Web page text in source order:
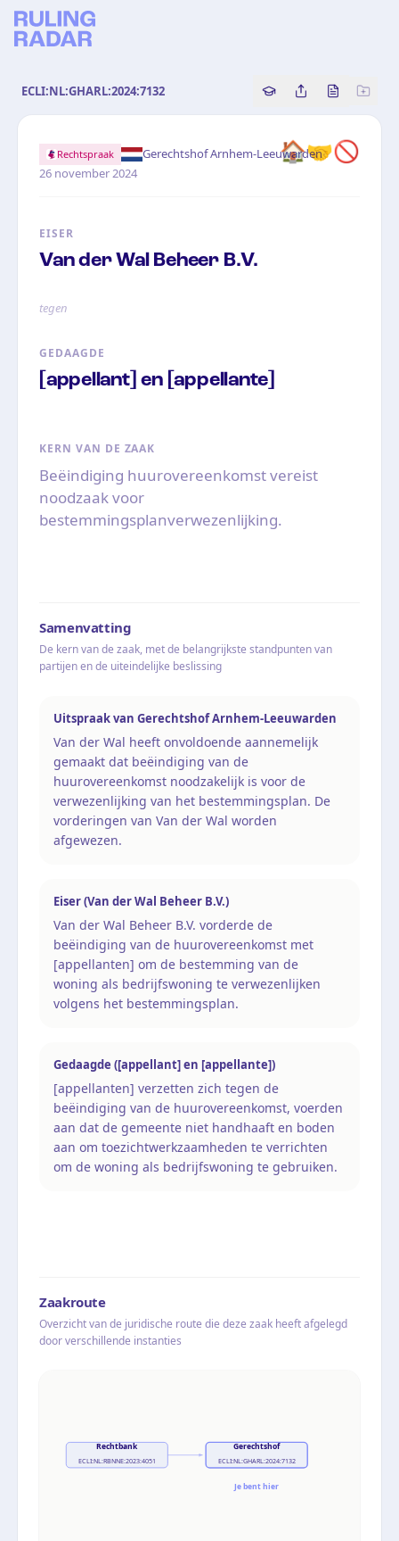
ECLI:NL:GHARL:2024:7132 Copy source
Share this
Bekijk
🏠🤝🚫
Rechtspraak Gerechtshof Arnhem-Leeuwarden·
26 november 2024
EISER
Van der Wal Beheer B.V.
tegen
GEDAAGDE
[appellant] en [appellante]
KERN VAN DE ZAAK
Beëindiging huurovereenkomst vereist
noodzaak voor
bestemmingsplanverwezenlijking.
Samenvatting
De kern van de zaak, met de belangrijkste standpunten van
partijen en de uiteindelijke beslissing
Uitspraak van Gerechtshof Arnhem-Leeuwarden
Van der Wal heeft onvoldoende aannemelijk
gemaakt dat beëindiging van de
huurovereenkomst noodzakelijk is voor de
verwezenlijking van het bestemmingsplan. De
vorderingen van Van der Wal worden
afgewezen.
Eiser (Van der Wal Beheer B.V.)
Van der Wal Beheer B.V. vorderde de
beëindiging van de huurovereenkomst met
[appellanten] om de bestemming van de
woning als bedrijfswoning te verwezenlijken
volgens het bestemmingsplan.
Gedaagde ([appellant] en [appellante])
[appellanten] verzetten zich tegen de
beëindiging van de huurovereenkomst, voerden
aan dat de gemeente niet handhaaft en boden
aan om toezichtwerkzaamheden te verrichten
om de woning als bedrijfswoning te gebruiken.
Zaakroute
Overzicht van de juridische route die deze zaak heeft afgelegd
door verschillende instanties
Rechtbank
ECLI:NL:RBNNE:2023:4051
Gerechtshof
ECLI:NL:GHARL:2024:7132
Je bent hier